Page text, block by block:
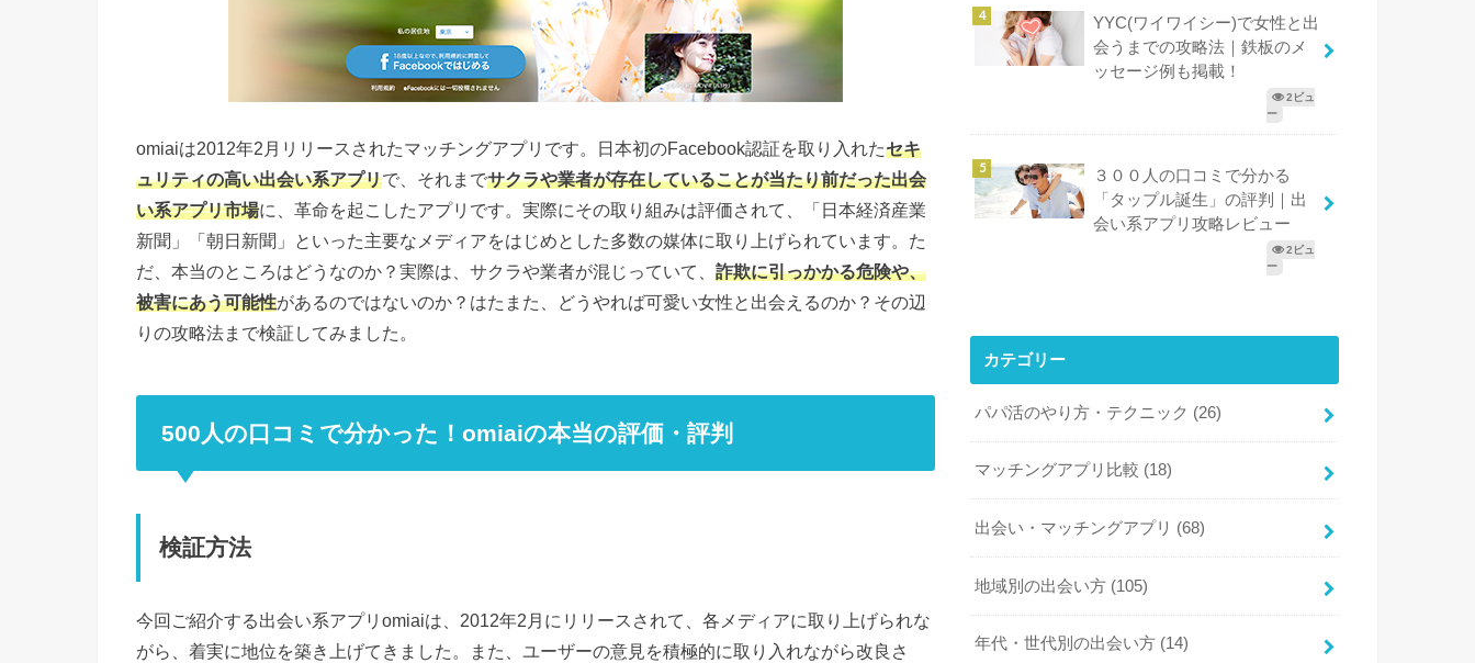
omiaiは2012年2月リリースされたマッチングアプリです。日本初のFacebook認証を取り入れたセキ
ュリティの高い出会い系アプリで、それまでサクラや業者が存在していることが当たり前だった出会
い系アプリ市場に、革命を起こしたアプリです。実際にその取り組みは評価されて、「日本経済産業
新聞」「朝日新聞」といった主要なメディアをはじめとした多数の媒体に取り上げられています。た
だ、本当のところはどうなのか？実際は、サクラや業者が混じっていて、 詐欺に引っかかる危険や、
被害にあう可能性があるのではないのか？はたまた、どうやれば可愛い女性と出会えるのか？その辺
りの攻略法まで検証してみました。
500人の口コミで分かった！omiaiの本当の評価・評判
検証方法
今回ご紹介する出会い系アプリomiaiは、2012年2月にリリースされて、各メディアに取り上げられな
がら、着実に地位を築き上げてきました。また、ユーザーの意見を積極的に取り入れながら改良さ
YYC(ワイワイシー)で女性と出
会うまでの攻略法｜鉄板のメ
ッセージ例も掲載！
2ビュ
ー
３００人の口コミで分かる
「タップル誕生」の評判｜出
会い系アプリ攻略レビュー
2ビュ
ー
カテゴリー
パパ活のやり方・テクニック (26)
マッチングアプリ比較 (18)
出会い・マッチングアプリ (68)
地域別の出会い方 (105)
年代・世代別の出会い方 (14)